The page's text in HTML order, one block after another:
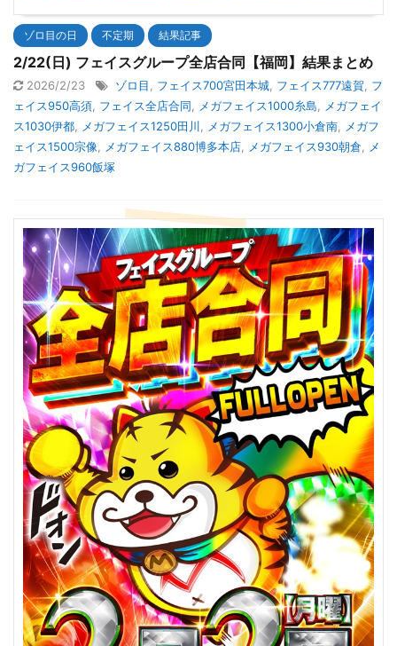
ゾロ目の日 不定期 結果記事
2/22(日) フェイスグループ全店合同【福岡】結果まとめ
2026/2/23 ゾロ目 フェイス700宮田本城 フェイス777遠賀
フ
ェイス950高須 フェイス全店合同 メガフェイス1000糸島
メガフェイ
ス1030伊都
メガフェイス1250田川 メガフェイス1300小倉南
メガフ
ェイス1500宗像
メガフェイス880博多本店 メガフェイス930朝倉
メ
ガフェイス960飯塚